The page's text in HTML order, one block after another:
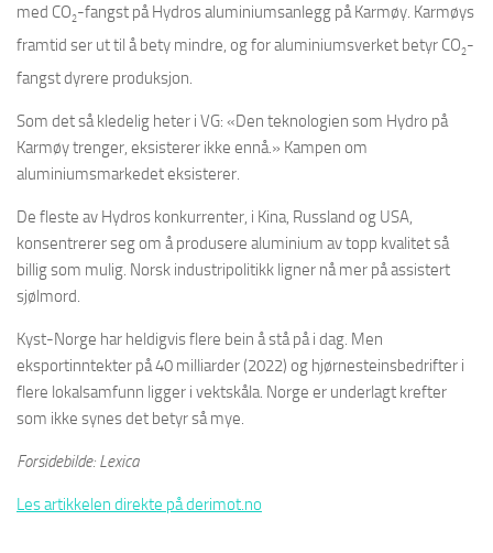
med CO2-fangst på Hydros aluminiumsanlegg på Karmøy. Karmøys
framtid ser ut til å bety mindre, og for aluminiumsverket betyr CO2-
fangst dyrere produksjon.
Som det så kledelig heter i VG: «Den teknologien som Hydro på
Karmøy trenger, eksisterer ikke ennå.» Kampen om
aluminiumsmarkedet eksisterer.
De fleste av Hydros konkurrenter, i Kina, Russland og USA,
konsentrerer seg om å produsere aluminium av topp kvalitet så
billig som mulig. Norsk industripolitikk ligner nå mer på assistert
sjølmord.
Kyst-Norge har heldigvis flere bein å stå på i dag. Men
eksportinntekter på 40 milliarder (2022) og hjørnesteinsbedrifter i
flere lokalsamfunn ligger i vektskåla. Norge er underlagt krefter
som ikke synes det betyr så mye.
Forsidebilde: Lexica
Les artikkelen direkte på derimot.no